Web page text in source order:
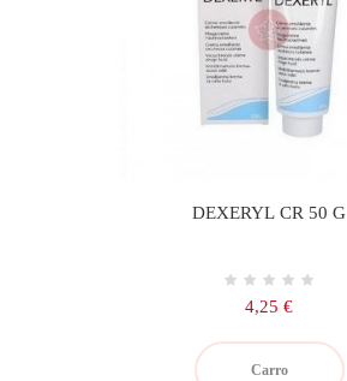
DEXERYL CR 50 G
Precio
4,25 €
Carro